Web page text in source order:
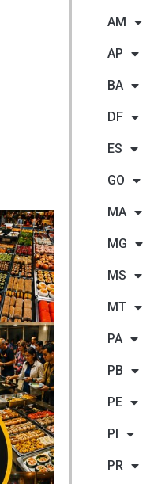
AM
AP
BA
DF
ES
GO
MA
MG
MS
MT
PA
PB
PE
PI
PR